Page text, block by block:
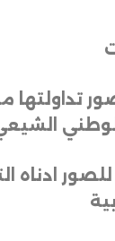
الوطني
ادناه